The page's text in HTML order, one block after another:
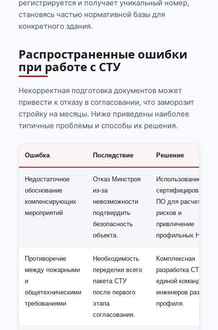
регистрируется и получает уникальный номер,
становясь частью нормативной базы для
конкретного здания.
Распространенные ошибки
при работе с СТУ
Некорректная подготовка документов может
привести к отказу в согласовании, что заморозит
стройку на месяцы. Ниже приведены наиболее
типичные проблемы и способы их решения.
Ошибка Последствие Решение
Недостаточное
обоснование
компенсирующих
мероприятий
Отказ Минстроя
из-за
невозможности
подтвердить
безопасность
объекта.
Использование
сертифицированного
ПО для расчетов
рисков и
привлечение
профильных НИИ.
Противоречие
между пожарными
и
общетехническими
требованиями
Необходимость
переделки всего
пакета СТУ
после первого
этапа
согласования.
Комплексная
разработка СТУ
единой командой
инженеров разного
профиля.